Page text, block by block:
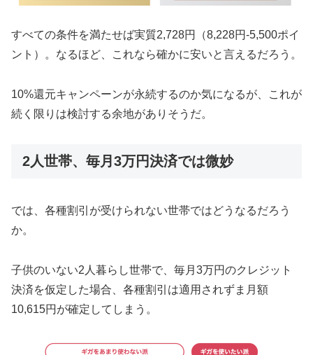
すべての条件を満たせば実質2,728円（8,228円-5,500ポイ
ント）。なるほど、これなら確かに安いと言えるだろう。
10%還元キャンペーンが永続するのか気になるが、これが
続く限りは検討する余地がありそうだ。
2人世帯、毎月3万円決済では微妙
では、各種割引が受けられない世帯ではどうなるだろう
か。
子供のいない2人暮らし世帯で、毎月3万円のクレジット
決済を仮定した場合、各種割引は適用されずま月額
10,615円が確定してしまう。